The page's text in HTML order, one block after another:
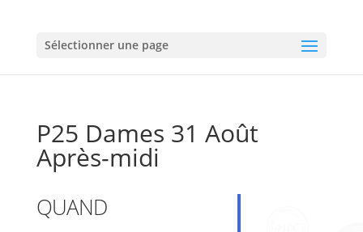
Sélectionner une page
P25 Dames 31 Août
Après-midi
QUAND